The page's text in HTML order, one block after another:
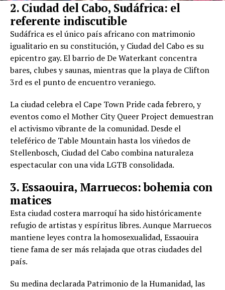
2. Ciudad del Cabo, Sudáfrica: el
referente indiscutible
Sudáfrica es el único país africano con matrimonio
igualitario en su constitución, y Ciudad del Cabo es su
epicentro gay. El barrio de De Waterkant concentra
bares, clubes y saunas, mientras que la playa de Clifton
3rd es el punto de encuentro veraniego.
La ciudad celebra el Cape Town Pride cada febrero, y
eventos como el Mother City Queer Project demuestran
el activismo vibrante de la comunidad. Desde el
teleférico de Table Mountain hasta los viñedos de
Stellenbosch, Ciudad del Cabo combina naturaleza
espectacular con una vida LGTB consolidada.
3. Essaouira, Marruecos: bohemia con
matices
Esta ciudad costera marroquí ha sido históricamente
refugio de artistas y espíritus libres. Aunque Marruecos
mantiene leyes contra la homosexualidad, Essaouira
tiene fama de ser más relajada que otras ciudades del
país.
Su medina declarada Patrimonio de la Humanidad, las